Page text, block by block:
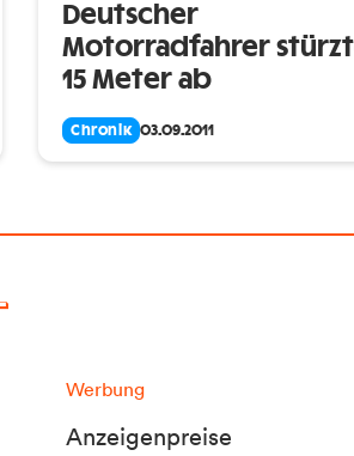
Deutscher
Motorradfahrer
15 Meter ab
Chronik 03.09.2011
Werbung
Anzeigenpreise